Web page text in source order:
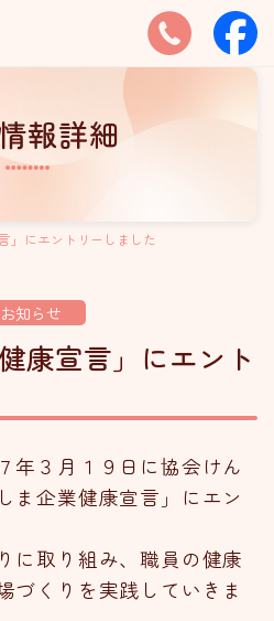
報詳細
」にエントリーしました
お知らせ
康宣言」にエント
年３月１９日に協会けん
ま企業健康宣言」にエン
に取り組み、職員の健康
づくりを実践していきま